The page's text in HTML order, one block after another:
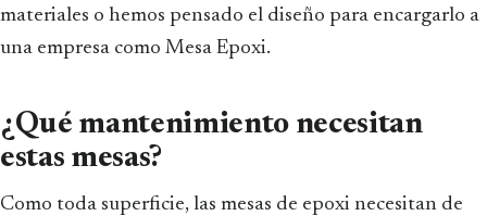
materiales o hemos pensado el diseño para encargarlo a
una empresa como Mesa Epoxi.
¿Qué mantenimiento necesitan
estas mesas?
Como toda superficie, las mesas de epoxi necesitan de